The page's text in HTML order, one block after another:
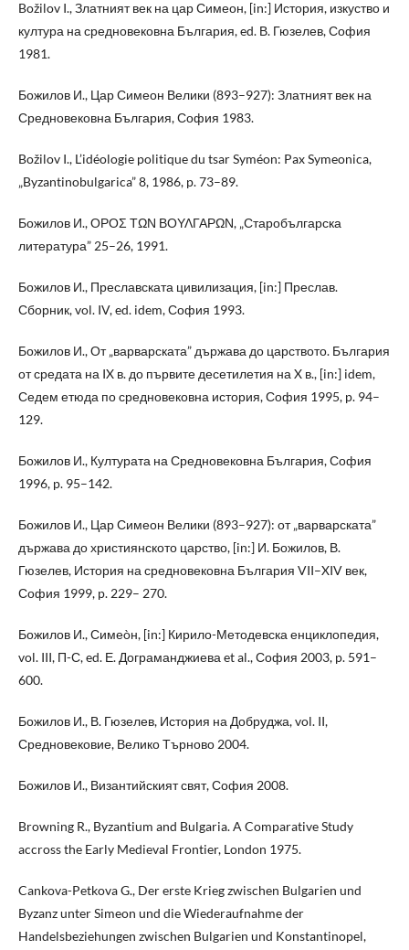
Božilov I., Златният век на цар Симеон, [in:] История, изкуство и
култура на средновековна България, ed. В. Гюзелев, София
1981.
Божилов И., Цар Симеон Велики (893–927): Златният век на
Средновековна България, София 1983.
Božilov I., L’idéologie politique du tsar Syméon: Pax Symeonica,
„Byzantinobulgarica” 8, 1986, p. 73–89.
Божилов И., ΟΡΟΣ ΤΩΝ ΒΟΥΛΓΑΡΩΝ, „Старобългарска
литература” 25–26, 1991.
Божилов И., Преславската цивилизация, [in:] Преслав.
Сборник, vol. IV, ed. idem, София 1993.
Божилов И., От „варварската” държава до царството. България
от средата на IX в. до първите десетилетия на X в., [in:] idem,
Седем етюда по средновековна история, София 1995, p. 94–
129.
Божилов И., Културата на Средновековна България, София
1996, p. 95–142.
Божилов И., Цар Симеон Велики (893–927): от „варварската”
държава до християнското царство, [in:] И. Божилов, В.
Гюзелев, История на средновековна България VII–XIV век,
София 1999, p. 229– 270.
Божилов И., Симеòн, [in:] Кирило-Методевска енциклопедия,
vol. III, П-С, ed. Е. Дограманджиева et al., София 2003, p. 591–
600.
Божилов И., В. Гюзелев, История на Добруджа, vol. II,
Средновековие, Велико Търново 2004.
Божилов И., Византийският свят, София 2008.
Browning R., Byzantium and Bulgaria. A Comparative Study
accross the Early Medieval Frontier, London 1975.
Cankova-Petkova G., Der erste Krieg zwischen Bulgarien und
Byzanz unter Simeon und die Wiederaufnahme der
Handelsbeziehungen zwischen Bulgarien und Konstantinopel,